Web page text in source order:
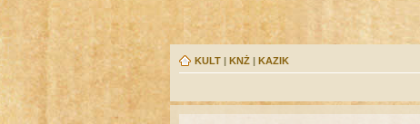
KULT | KNŻ | KAZIK